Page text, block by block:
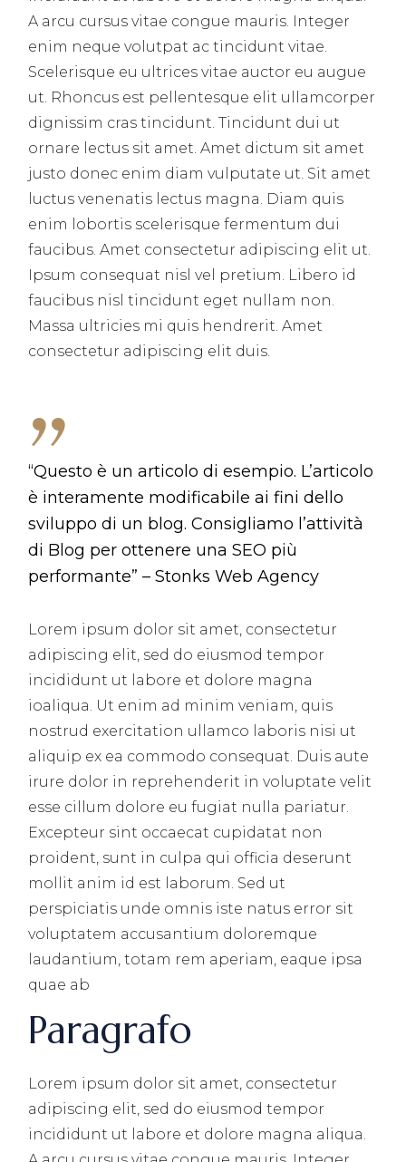
A arcu cursus vitae congue mauris. Integer
enim neque volutpat ac tincidunt vitae.
Scelerisque eu ultrices vitae auctor eu augue
ut. Rhoncus est pellentesque elit ullamcorper
dignissim cras tincidunt. Tincidunt dui ut
ornare lectus sit amet. Amet dictum sit amet
justo donec enim diam vulputate ut. Sit amet
luctus venenatis lectus magna. Diam quis
enim lobortis scelerisque fermentum dui
faucibus. Amet consectetur adipiscing elit ut.
Ipsum consequat nisl vel pretium. Libero id
faucibus nisl tincidunt eget nullam non.
Massa ultricies mi quis hendrerit. Amet
consectetur adipiscing elit duis.
“Questo è un articolo di esempio. L’articolo
è interamente modificabile ai fini dello
sviluppo di un blog. Consigliamo l’attività
di Blog per ottenere una SEO più
performante” – Stonks Web Agency
Lorem ipsum dolor sit amet, consectetur
adipiscing elit, sed do eiusmod tempor
incididunt ut labore et dolore magna
ioaliqua. Ut enim ad minim veniam, quis
nostrud exercitation ullamco laboris nisi ut
aliquip ex ea commodo consequat. Duis aute
irure dolor in reprehenderit in voluptate velit
esse cillum dolore eu fugiat nulla pariatur.
Excepteur sint occaecat cupidatat non
proident, sunt in culpa qui officia deserunt
mollit anim id est laborum. Sed ut
perspiciatis unde omnis iste natus error sit
voluptatem accusantium doloremque
laudantium, totam rem aperiam, eaque ipsa
quae ab
Paragrafo
Lorem ipsum dolor sit amet, consectetur
adipiscing elit, sed do eiusmod tempor
incididunt ut labore et dolore magna aliqua.